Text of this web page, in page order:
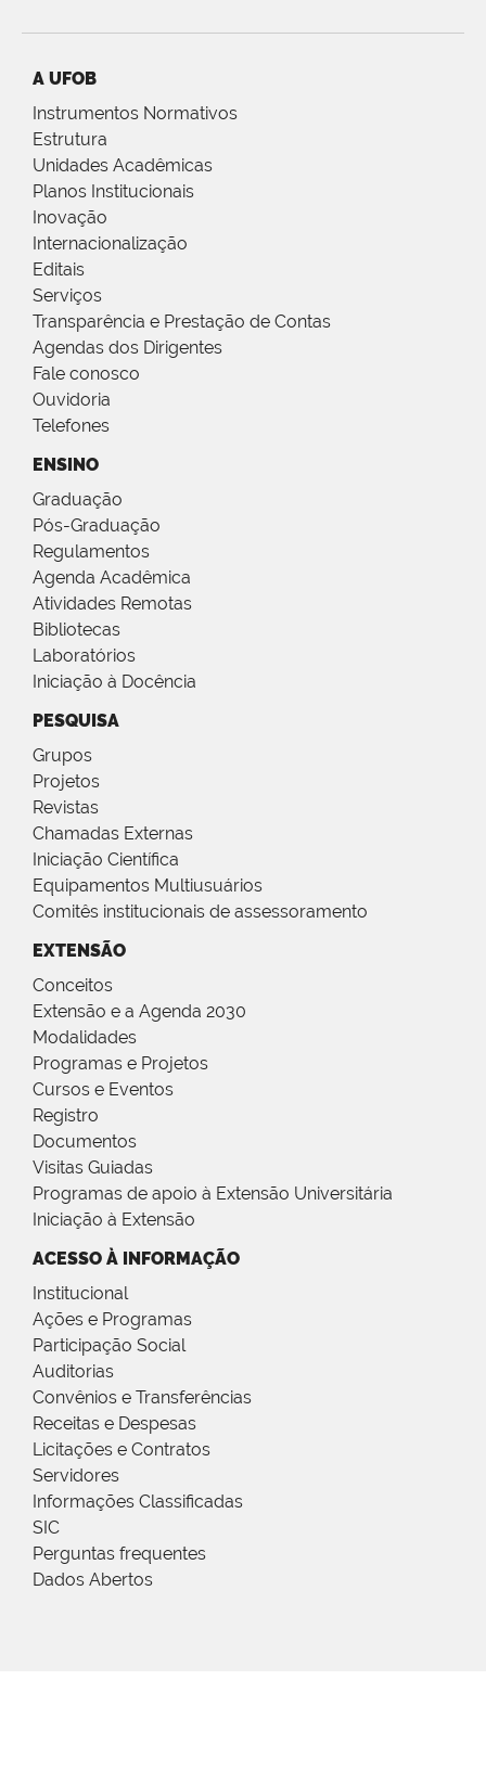
A UFOB
Instrumentos Normativos
Estrutura
Unidades Acadêmicas
Planos Institucionais
Inovação
Internacionalização
Editais
Serviços
Transparência e Prestação de Contas
Agendas dos Dirigentes
Fale conosco
Ouvidoria
Telefones
ENSINO
Graduação
Pós-Graduação
Regulamentos
Agenda Acadêmica
Atividades Remotas
Bibliotecas
Laboratórios
Iniciação à Docência
PESQUISA
Grupos
Projetos
Revistas
Chamadas Externas
Iniciação Científica
Equipamentos Multiusuários
Comitês institucionais de assessoramento
EXTENSÃO
Conceitos
Extensão e a Agenda 2030
Modalidades
Programas e Projetos
Cursos e Eventos
Registro
Documentos
Visitas Guiadas
Programas de apoio à Extensão Universitária
Iniciação à Extensão
ACESSO À INFORMAÇÃO
Institucional
Ações e Programas
Participação Social
Auditorias
Convênios e Transferências
Receitas e Despesas
Licitações e Contratos
Servidores
Informações Classificadas
SIC
Perguntas frequentes
Dados Abertos